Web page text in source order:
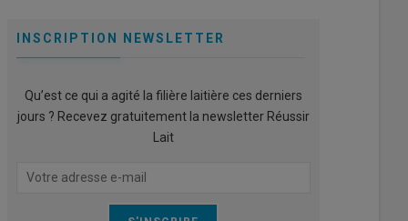
INSCRIPTION NEWSLETTER
Qu’est ce qui a agité la filière laitière ces derniers
jours ? Recevez gratuitement la newsletter Réussir
Lait